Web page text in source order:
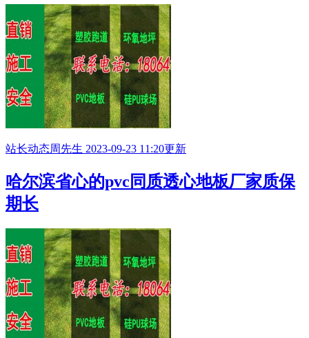
站长动态周先生 2023-09-23 11:20更新
哈尔滨省心的pvc同质透心地板厂家质保
期长